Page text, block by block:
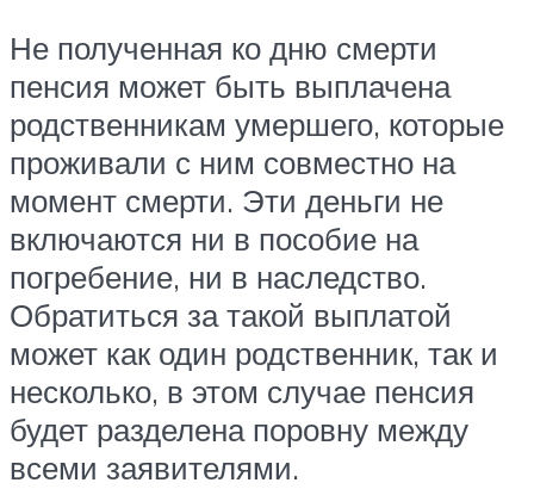
Не полученная ко дню смерти
пенсия может быть выплачена
родственникам умершего, которые
проживали с ним совместно на
момент смерти. Эти деньги не
включаются ни в пособие на
погребение, ни в наследство.
Обратиться за такой выплатой
может как один родственник, так и
несколько, в этом случае пенсия
будет разделена поровну между
всеми заявителями.